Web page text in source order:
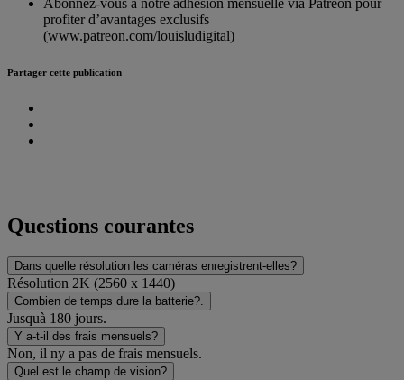
Abonnez-vous à notre adhésion mensuelle via Patreon pour
profiter d’avantages exclusifs
(www.patreon.com/louisludigital)
Partager cette publication
Questions courantes
Dans quelle résolution les caméras enregistrent-elles?
Résolution 2K (2560 x 1440)
Combien de temps dure la batterie?.
Jusquà 180 jours.
Y a-t-il des frais mensuels?
Non, il ny a pas de frais mensuels.
Quel est le champ de vision?